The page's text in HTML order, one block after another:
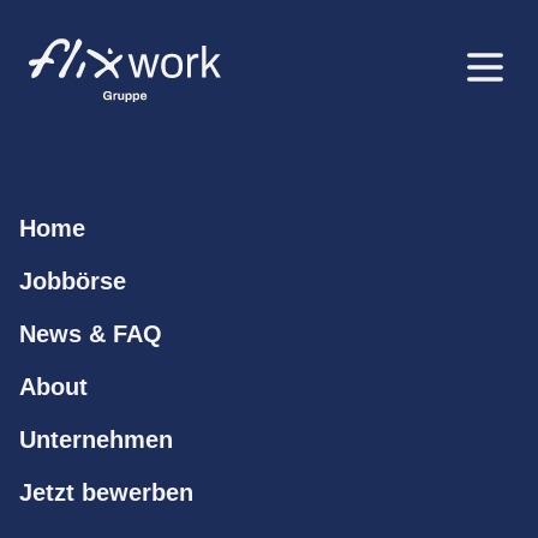
Home
Jobbörse
News & FAQ
About
Unternehmen
Jetzt bewerben
Sie finden keine
Auszubildenden?
Ausbildungsplätze mit FlixAzubi zuverlässig
Kandidat:innen und transparenter Festpreis.